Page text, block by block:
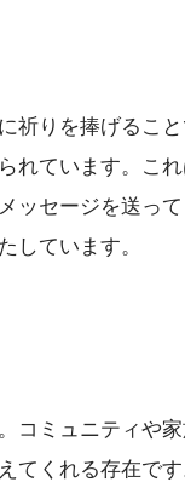
祈りを捧げるこ
れています。こ
ッセージを送っ
しています。
コミュニティや
てくれる存在で